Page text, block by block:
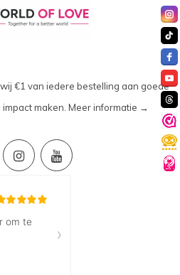
€1 van iedere bestelling aan goede
maken. Meer informatie →